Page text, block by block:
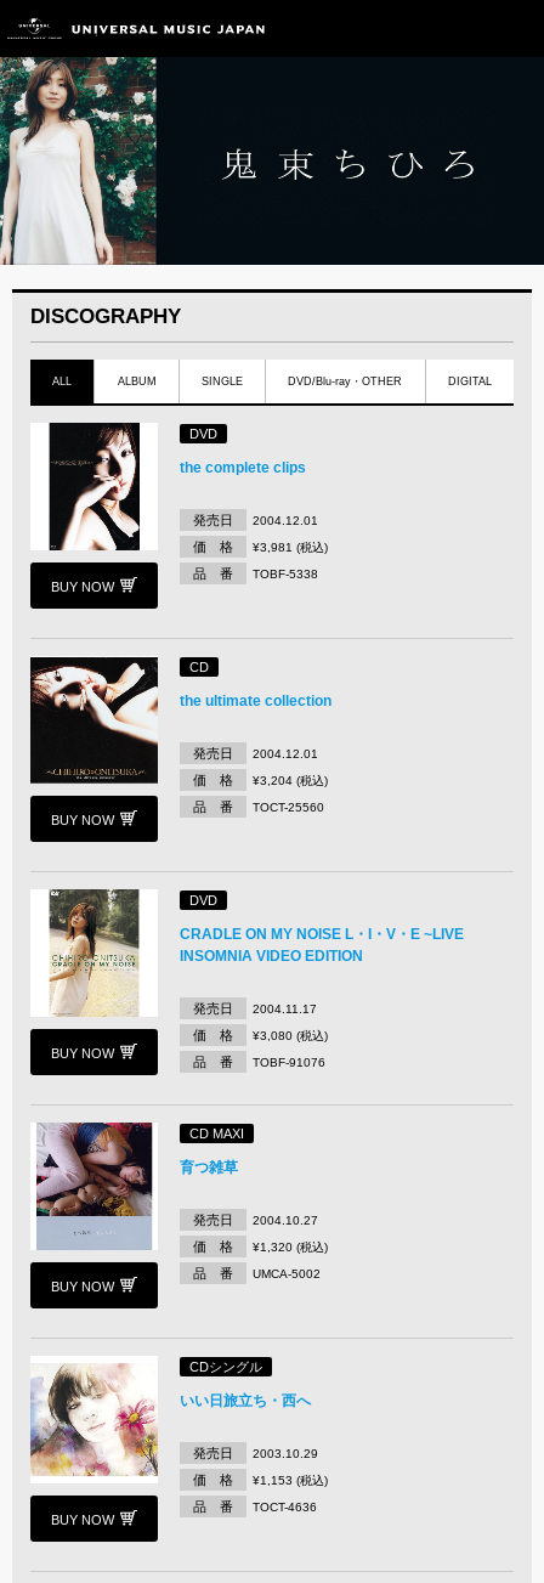
DISCOGRAPHY
ALL ALBUM SINGLE DVD/Blu-ray・OTHER DIGITAL
BUY NOW
DVD
the complete clips
発売日 2004.12.01
価 格 ¥3,981 (税込)
品 番 TOBF-5338
BUY NOW
CD
the ultimate collection
発売日 2004.12.01
価 格 ¥3,204 (税込)
品 番 TOCT-25560
BUY NOW
DVD
CRADLE ON MY NOISE L・I・V・E ~LIVE
INSOMNIA VIDEO EDITION
発売日 2004.11.17
価 格 ¥3,080 (税込)
品 番 TOBF-91076
BUY NOW
CD MAXI
育つ雑草
発売日 2004.10.27
価 格 ¥1,320 (税込)
品 番 UMCA-5002
BUY NOW
CDシングル
いい日旅立ち・西へ
発売日 2003.10.29
価 格 ¥1,153 (税込)
品 番 TOCT-4636